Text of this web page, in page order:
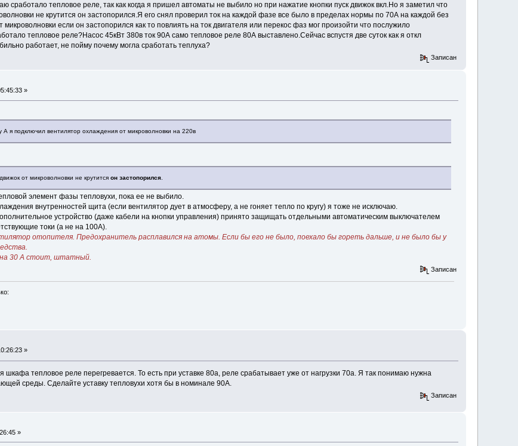
сработало тепловое реле, так как когда я пришел автоматы не выбило но при нажатие кнопки пуск движок вкл.Но я заметил что
не крутится он застопорился.Я его снял проверил ток на каждой фазе все было в пределах нормы по 70А на каждой без
микроволновки если он застопорился как то повлиять на ток двигателя или перекос фаз мог произойти что послужило
тепловое реле?Насос 45кВт 380в ток 90А само тепловое реле 80А выставлено.Сейчас вспустя две суток как я откл
работает, не пойму почему могла сработать теплуха?
Записан
»
А я подключил вентилятор охлаждения от микроволновки на 220в
от микроволновки не крутится он застопорился.
элемент фазы тепловухи, пока ее не выбило.
внутренностей щита (если вентилятор дует в атмосферу, а не гоняет тепло по кругу) я тоже не исключаю.
устройство (даже кабели на кнопки управления) принято защищать отдельными автоматическим выключателем
токи (а не на 100А).
отопителя. Предохранитель расплавился на атомы. Если бы его не было, поехало бы гореть дальше, и не было бы у
30 А стоит, штатный.
Записан
»
шкафа тепловое реле перегревается. То есть при уставке 80а, реле срабатывает уже от нагрузки 70а. Я так понимаю нужна
среды. Сделайте уставку тепловухи хотя бы в номинале 90А.
Записан
»